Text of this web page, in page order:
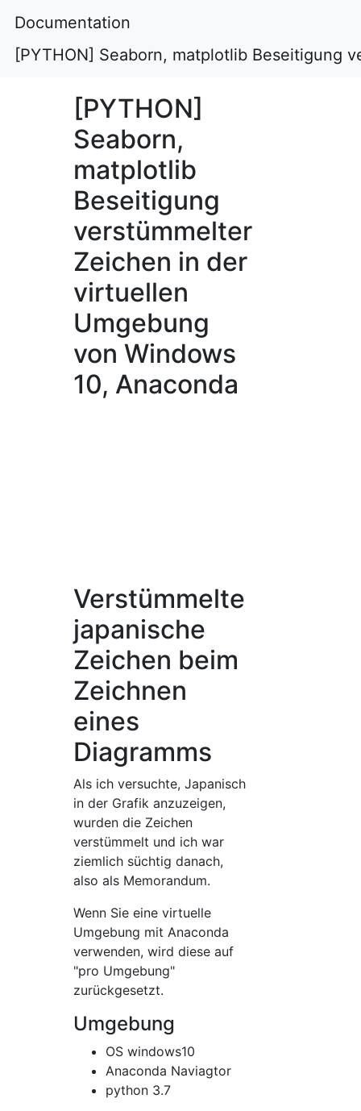
Documentation
[PYTHON] Seaborn, matplotlib Beseitigung
[PYTHON]
Seaborn,
matplotlib
Beseitigung
verstümmelter
Zeichen in der
virtuellen
Umgebung
von Windows
10, Anaconda
Verstümmelte
japanische
Zeichen beim
Zeichnen
eines
Diagramms
Als ich versuchte, Japanisch
in der Grafik anzuzeigen,
wurden die Zeichen
verstümmelt und ich war
ziemlich süchtig danach,
also als Memorandum.
Wenn Sie eine virtuelle
Umgebung mit Anaconda
verwenden, wird diese auf
"pro Umgebung"
zurückgesetzt.
Umgebung
OS windows10
Anaconda Naviagtor
python 3.7